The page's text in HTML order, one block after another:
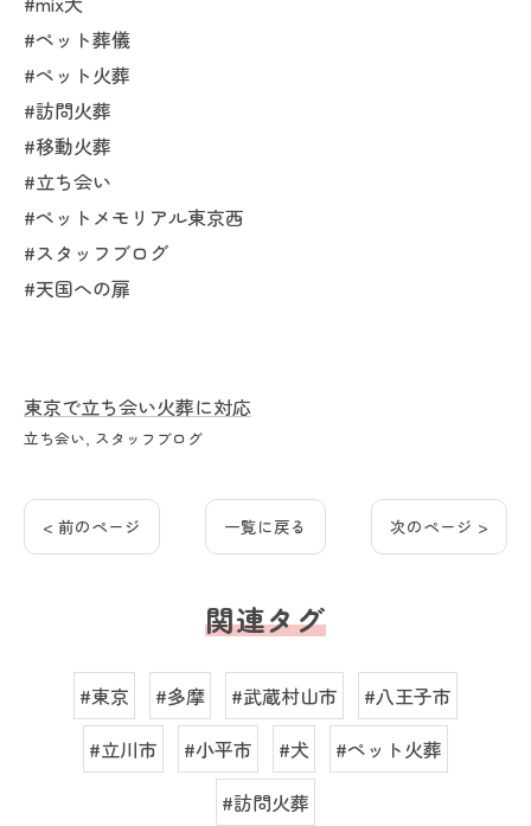
#ペット葬儀
#ペット火葬
#訪問火葬
#移動火葬
#立ち会い
#ペットメモリアル東京西
#スタッフブログ
#天国への扉
東京で立ち会い火葬に対応
立ち会い スタッフブログ
< 前のページ 一覧に戻る 次のページ >
関連タグ
#東京 #多摩 #武蔵村山市
#八王子市
#立川市
#小平市 #犬
#ペット火葬
#訪問火葬